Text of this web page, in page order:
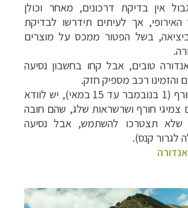
אין בדיקת דרכונים, מאחר וכולן
האירופי, אך לעיתים תידרשו לבדיקת
בשל הפטור ממכס על מוצרים
טובים, אבל קחו בחשבון נסיעה
והזמינו רכב מספיק חזק.
♦ למגיעים בחורף (1 בנובמבר עד 15 במאי), יש לוודא
חורף ושרשראות שלג, שהם חובה
שלא תצטרכו להשתמש, אבל נסיעה
לגרור קנס).